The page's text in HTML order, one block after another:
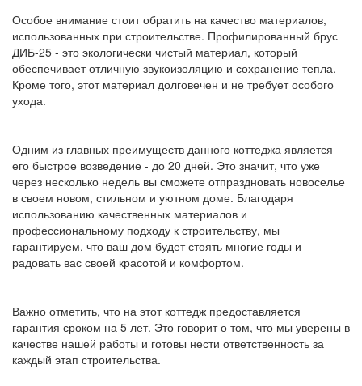
Особое внимание стоит обратить на качество материалов,
использованных при строительстве. Профилированный брус
ДИБ-25 - это экологически чистый материал, который
обеспечивает отличную звукоизоляцию и сохранение тепла.
Кроме того, этот материал долговечен и не требует особого
ухода.
Одним из главных преимуществ данного коттеджа является
его быстрое возведение - до 20 дней. Это значит, что уже
через несколько недель вы сможете отпраздновать новоселье
в своем новом, стильном и уютном доме. Благодаря
использованию качественных материалов и
профессиональному подходу к строительству, мы
гарантируем, что ваш дом будет стоять многие годы и
радовать вас своей красотой и комфортом.
Важно отметить, что на этот коттедж предоставляется
гарантия сроком на 5 лет. Это говорит о том, что мы уверены в
качестве нашей работы и готовы нести ответственность за
каждый этап строительства.